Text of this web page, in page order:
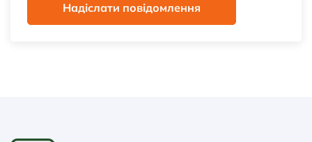
Надіслати повідомлення